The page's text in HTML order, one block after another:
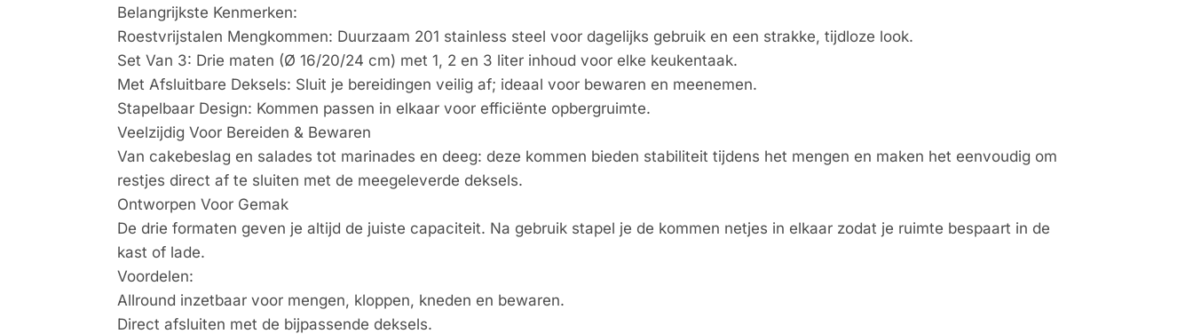
Belangrijkste Kenmerken:
Roestvrijstalen Mengkommen: Duurzaam 201 stainless steel voor dagelijks gebruik en een strakke, tijdloze look.
Set Van 3: Drie maten (Ø 16/20/24 cm) met 1, 2 en 3 liter inhoud voor elke keukentaak.
Met Afsluitbare Deksels: Sluit je bereidingen veilig af; ideaal voor bewaren en meenemen.
Stapelbaar Design: Kommen passen in elkaar voor efficiënte opbergruimte.
Veelzijdig Voor Bereiden & Bewaren
Van cakebeslag en salades tot marinades en deeg: deze kommen bieden stabiliteit tijdens het mengen en maken het eenvoudig om
restjes direct af te sluiten met de meegeleverde deksels.
Ontworpen Voor Gemak
De drie formaten geven je altijd de juiste capaciteit. Na gebruik stapel je de kommen netjes in elkaar zodat je ruimte bespaart in de
kast of lade.
Voordelen:
Allround inzetbaar voor mengen, kloppen, kneden en bewaren.
Direct afsluiten met de bijpassende deksels.